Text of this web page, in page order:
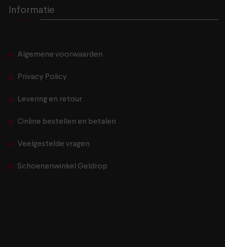
Informatie
Algemene voorwaarden
Privacy Policy
Levering en retour
Online bestellen en betalen
Veelgestelde vragen
Schoenenwinkel Geldrop